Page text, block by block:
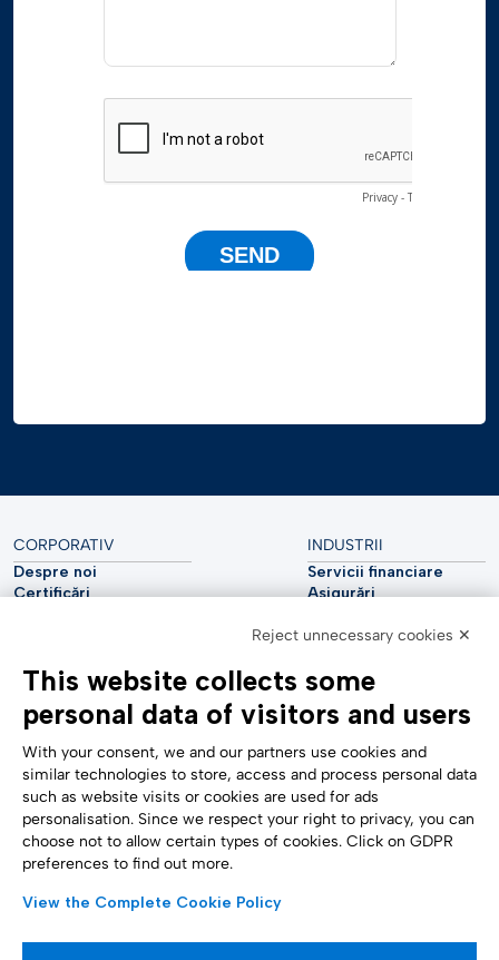
CORPORATIV
Despre noi
Certificări
Impressum
INDUSTRII
Servicii financiare
Asigurări
Industria auto
Științele vieții
SUPORT
Contactați-ne
Raportare confidențială
Setări cookie
Formulare
URMĂRIȚI-NE
METODE DE PLATĂ
Reject unnecessary cookies ✕
This website collects some
personal data of visitors and users
With your consent, we and our partners use cookies and
similar technologies to store, access and process personal data
such as website visits or cookies are used for ads
personalisation. Since we respect your right to privacy, you can
choose not to allow certain types of cookies. Click on GDPR
preferences to find out more.
View the Complete Cookie Policy